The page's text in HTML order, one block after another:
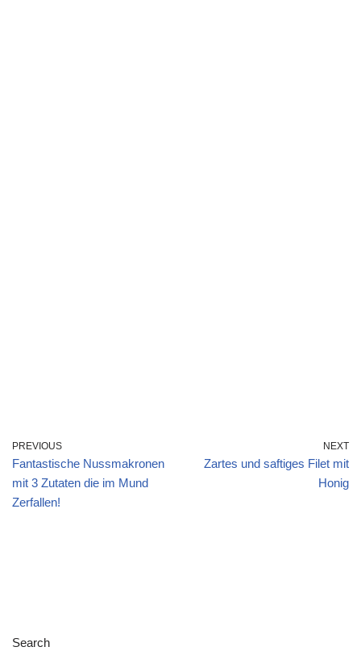
PREVIOUS
Fantastische Nussmakronen
mit 3 Zutaten die im Mund
Zerfallen!
NEXT
Zartes und saftiges Filet mit
Honig
Search